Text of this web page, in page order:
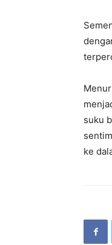
suku
ke